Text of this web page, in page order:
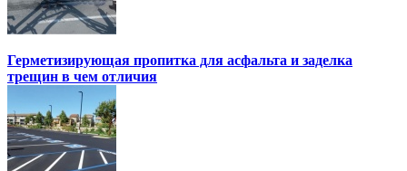
Герметизирующая пропитка для асфальта и заделка
трещин в чем отличия